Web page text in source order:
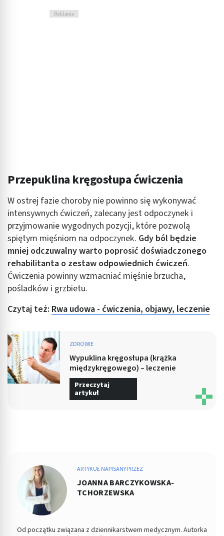
Reklama
Przepuklina kręgosłupa ćwiczenia
W ostrej fazie choroby nie powinno się wykonywać
intensywnych ćwiczeń, zalecany jest odpoczynek i
przyjmowanie wygodnych pozycji, które pozwolą
spiętym mięśniom na odpoczynek. Gdy ból będzie
mniej odczuwalny warto poprosić doświadczonego
rehabilitanta o zestaw odpowiednich ćwiczeń.
Ćwiczenia powinny wzmacniać mięśnie brzucha,
pośladków i grzbietu.
Czytaj też: Rwa udowa - ćwiczenia, objawy, leczenie
ZDROWIE
Wypuklina kręgosłupa (krążka
międzykręgowego) – leczenie
Przeczytaj
artykuł
ARTYKUŁ NAPISANY PRZEZ
JOANNA BARCZYKOWSKA-
TCHORZEWSKA
Od początku związana z dziennikarstwem medycznym. Autorka